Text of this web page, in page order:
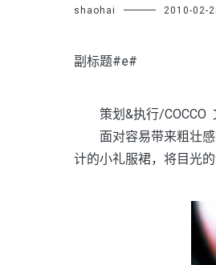
shaohai 2010-02-
副标题#e#
策划&执行/COCCO
面对容易带来粗壮感
计的小礼服裙，将目光